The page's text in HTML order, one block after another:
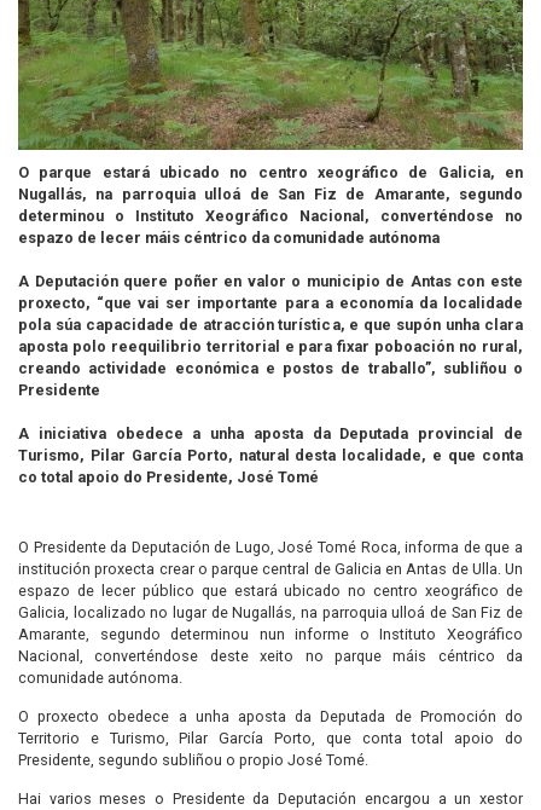
O parque estará ubicado no centro xeográfico de Galicia, en
Nugallás, na parroquia ulloá de San Fiz de Amarante, segundo
determinou o Instituto Xeográfico Nacional, converténdose no
espazo de lecer máis céntrico da comunidade autónoma
A Deputación quere poñer en valor o municipio de Antas con este
proxecto, “que vai ser importante para a economía da localidade
pola súa capacidade de atracción turística, e que supón unha clara
aposta polo reequilibrio territorial e para fixar poboación no rural,
creando actividade económica e postos de traballo”, subliñou o
Presidente
A iniciativa obedece a unha aposta da Deputada provincial de
Turismo, Pilar García Porto, natural desta localidade, e que conta
co total apoio do Presidente, José Tomé
O Presidente da Deputación de Lugo, José Tomé Roca, informa de que a
institución proxecta crear o parque central de Galicia en Antas de Ulla. Un
espazo de lecer público que estará ubicado no centro xeográfico de
Galicia, localizado no lugar de Nugallás, na parroquia ulloá de San Fiz de
Amarante, segundo determinou nun informe o Instituto Xeográfico
Nacional, converténdose deste xeito no parque máis céntrico da
comunidade autónoma.
O proxecto obedece a unha aposta da Deputada de Promoción do
Territorio e Turismo, Pilar García Porto, que conta total apoio do
Presidente, segundo subliñou o propio José Tomé.
Hai varios meses o Presidente da Deputación encargou a un xestor